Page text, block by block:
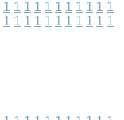
1 1 1 1 1 1 1 1 1 1 1
1 1 1 1 1 1 1 1 1 1 1